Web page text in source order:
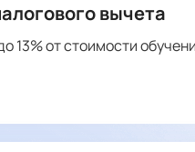
вычета
13% от стоимости